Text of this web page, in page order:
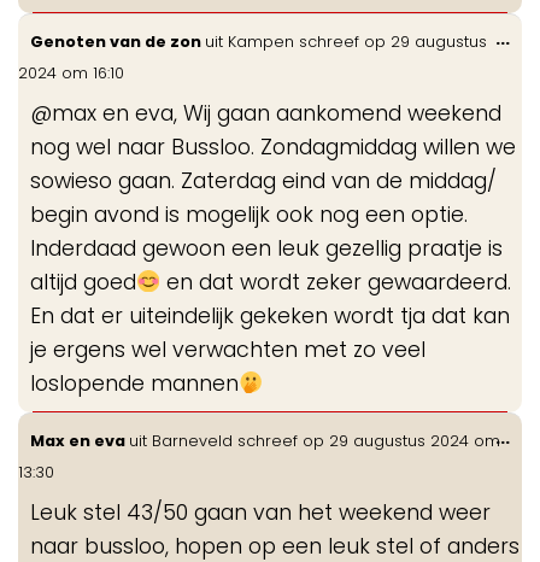
Genoten van de zon uit Kampen schreef op 29 augustus
2024 om 16:10
@max en eva, Wij gaan aankomend weekend
nog wel naar Bussloo. Zondagmiddag willen we
sowieso gaan. Zaterdag eind van de middag/
begin avond is mogelijk ook nog een optie.
Inderdaad gewoon een leuk gezellig praatje is
altijd goed
en dat wordt zeker gewaardeerd.
En dat er uiteindelijk gekeken wordt tja dat kan
je ergens wel verwachten met zo veel
loslopende mannen
...
Max en eva uit Barneveld schreef op 29 augustus 2024 om
13:30
Leuk stel 43/50 gaan van het weekend weer
naar bussloo, hopen op een leuk stel of anders
...